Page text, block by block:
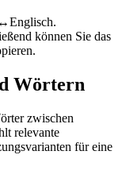
können Sie das
Wörtern
zwischen
relevante
für eine